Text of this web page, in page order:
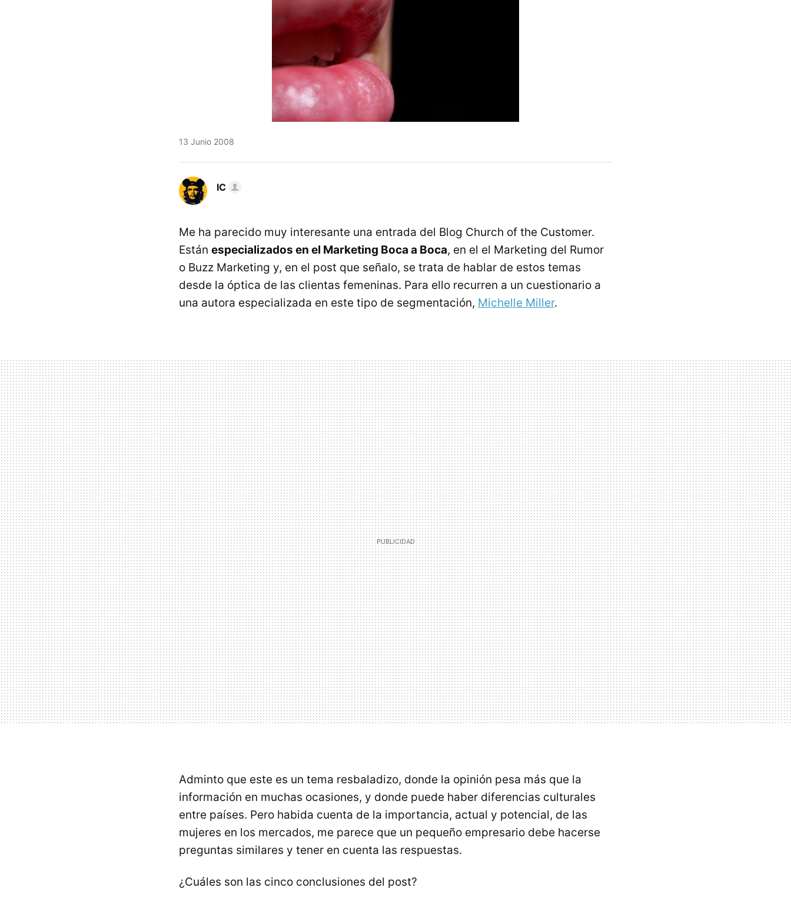
13 Junio 2008
IC
Me ha parecido muy interesante una entrada del Blog Church of the Customer.
Están especializados en el Marketing Boca a Boca, en el el Marketing del Rumor
o Buzz Marketing y, en el post que señalo, se trata de hablar de estos temas
desde la óptica de las clientas femeninas. Para ello recurren a un cuestionario a
una autora especializada en este tipo de segmentación, Michelle Miller.
Adminto que este es un tema resbaladizo, donde la opinión pesa más que la
información en muchas ocasiones, y donde puede haber diferencias culturales
entre países. Pero habida cuenta de la importancia, actual y potencial, de las
mujeres en los mercados, me parece que un pequeño empresario debe hacerse
preguntas similares y tener en cuenta las respuestas.
¿Cuáles son las cinco conclusiones del post?